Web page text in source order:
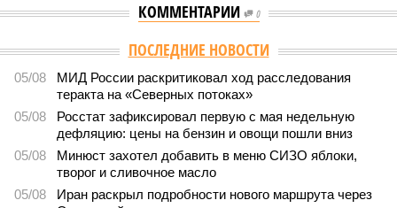
КОММЕНТАРИИ 0
Версия //Общество //
Мы могли бы жить сотни лет, но этого никогда не
Мы могли бы жить сотни лет, но этого никогда не будет
Возраст бессмертия